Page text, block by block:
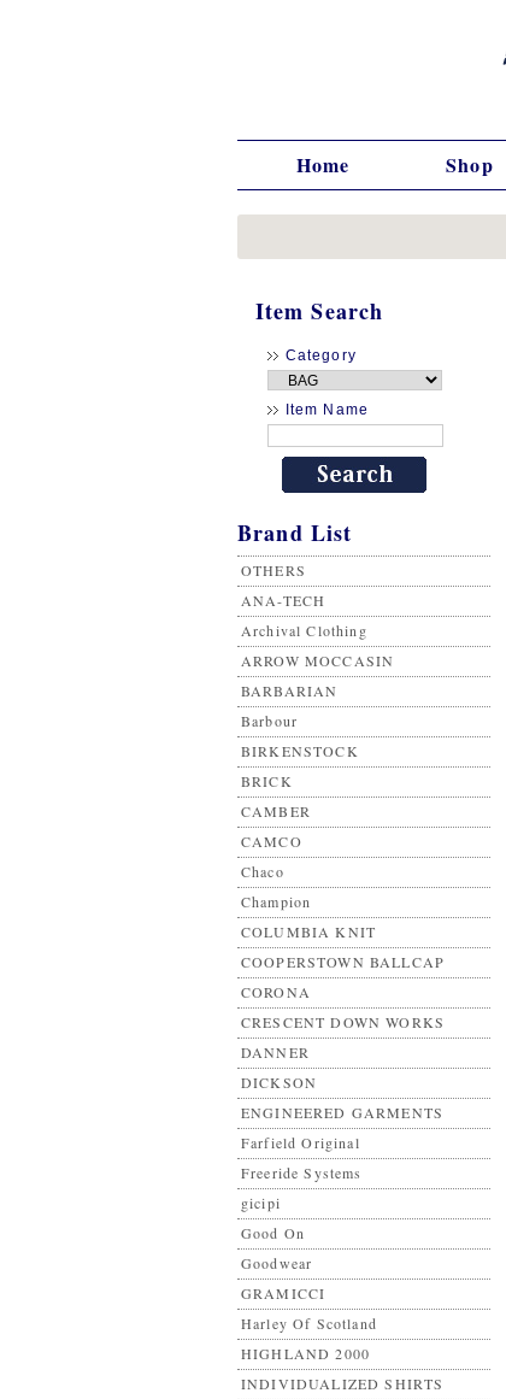
Home Shop
Item Search
Category
Item Name
Brand List
OTHERS
ANA-TECH
Archival Clothing
ARROW MOCCASIN
BARBARIAN
Barbour
BIRKENSTOCK
BRICK
CAMBER
CAMCO
Chaco
Champion
COLUMBIA KNIT
COOPERSTOWN BALLCAP
CORONA
CRESCENT DOWN WORKS
DANNER
DICKSON
ENGINEERED GARMENTS
Farfield Original
Freeride Systems
gicipi
Good On
Goodwear
GRAMICCI
Harley Of Scotland
HIGHLAND 2000
INDIVIDUALIZED SHIRTS